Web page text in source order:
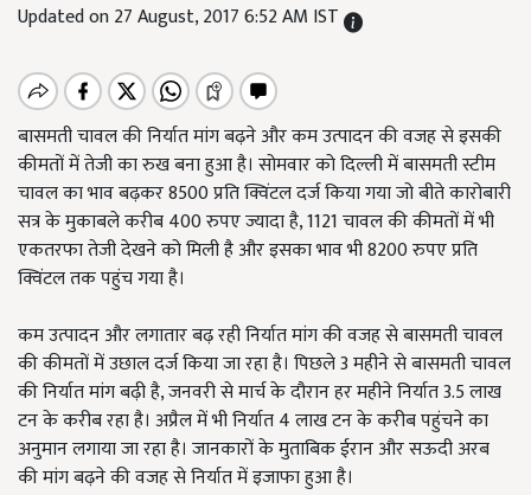
Updated on 27 August, 2017 6:52 AM IST
बासमती चावल की निर्यात मांग बढ़ने और कम उत्पादन की वजह से इसकी
कीमतों में तेजी का रुख बना हुआ है। सोमवार को दिल्ली में बासमती स्टीम
चावल का भाव बढ़कर 8500 प्रति क्विंटल दर्ज किया गया जो बीते कारोबारी
सत्र के मुकाबले करीब 400 रुपए ज्यादा है, 1121 चावल की कीमतों में भी
एकतरफा तेजी देखने को मिली है और इसका भाव भी 8200 रुपए प्रति
क्विंटल तक पहुंच गया है।
कम उत्पादन और लगातार बढ़ रही निर्यात मांग की वजह से बासमती चावल
की कीमतों में उछाल दर्ज किया जा रहा है। पिछले 3 महीने से बासमती चावल
की निर्यात मांग बढ़ी है, जनवरी से मार्च के दौरान हर महीने निर्यात 3.5 लाख
टन के करीब रहा है। अप्रैल में भी निर्यात 4 लाख टन के करीब पहुंचने का
अनुमान लगाया जा रहा है। जानकारों के मुताबिक ईरान और सऊदी अरब
की मांग बढ़ने की वजह से निर्यात में इजाफा हुआ है।